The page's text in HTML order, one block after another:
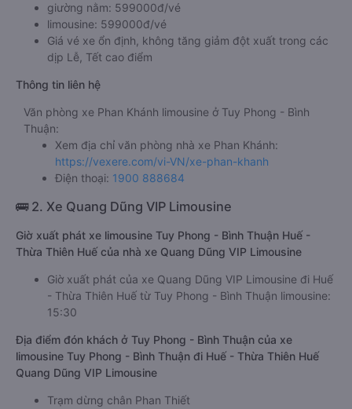
giường nằm: 599000đ/vé
limousine: 599000đ/vé
Giá vé xe ổn định, không tăng giảm đột xuất trong các
dịp Lễ, Tết cao điểm
Thông tin liên hệ
Văn phòng xe Phan Khánh limousine ở Tuy Phong - Bình
Thuận:
Xem địa chỉ văn phòng nhà xe Phan Khánh:
https://vexere.com/vi-VN/xe-phan-khanh
Điện thoại: 1900 888684
🚌 2. Xe Quang Dũng VIP Limousine
Giờ xuất phát xe limousine Tuy Phong - Bình Thuận Huế -
Thừa Thiên Huế của nhà xe Quang Dũng VIP Limousine
Giờ xuất phát của xe Quang Dũng VIP Limousine đi Huế
- Thừa Thiên Huế từ Tuy Phong - Bình Thuận limousine:
15:30
Địa điểm đón khách ở Tuy Phong - Bình Thuận của xe
limousine Tuy Phong - Bình Thuận đi Huế - Thừa Thiên Huế
Quang Dũng VIP Limousine
Trạm dừng chân Phan Thiết